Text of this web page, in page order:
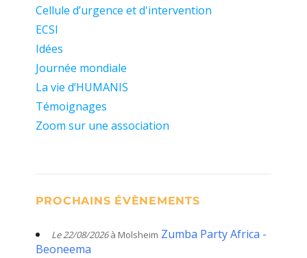
Cellule d’urgence et d'intervention
ECSI
Idées
Journée mondiale
La vie d’HUMANIS
Témoignages
Zoom sur une association
PROCHAINS ÉVÈNEMENTS
Le 22/08/2026à Molsheim Zumba Party Africa -
Beoneema